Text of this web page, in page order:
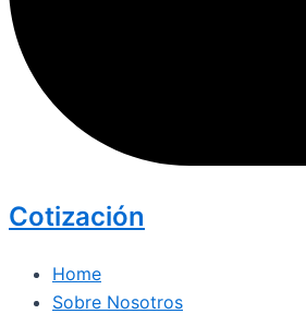
Cotización
Home
Sobre Nosotros